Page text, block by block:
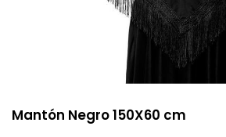
Mantón Negro 150X60 cm